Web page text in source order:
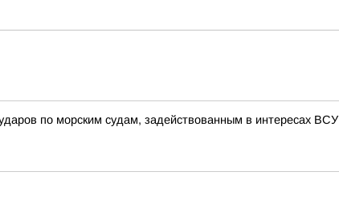
по морским судам, задействованным в интересах ВСУ